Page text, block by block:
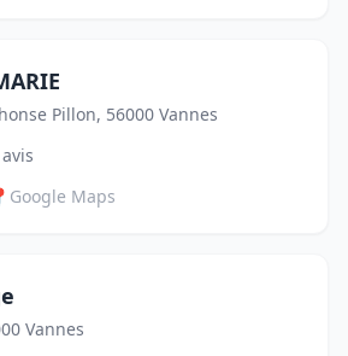
Pillon, 56000 Vannes
Google Maps
Vannes